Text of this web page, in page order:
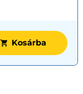
Kosárba